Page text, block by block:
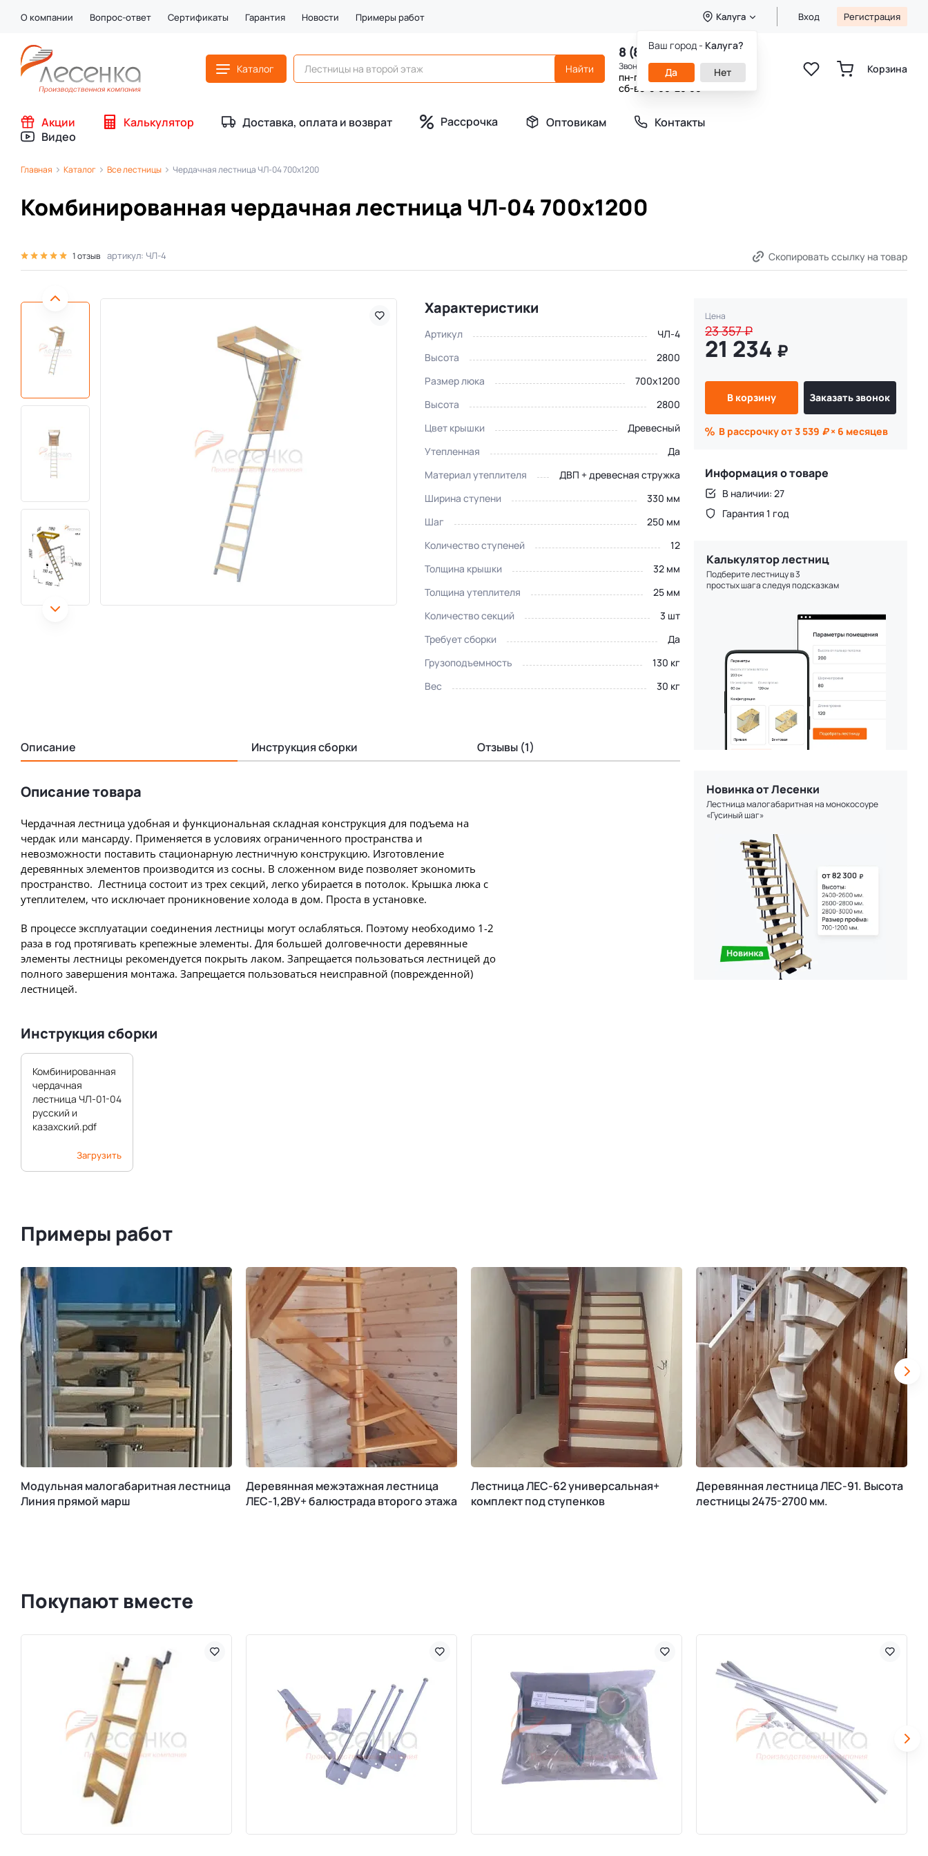
О компании Вопрос-ответ Сертификаты Гарантия Новости Примеры работ Калуга
Ваш город - Калуга?
Да Нет
Вход Регистрация
Каталог
8 (800) 333-49-25
Звонок бесплатный
пн-пт 8:00-20:00
сб-вс 9:00-20:00
Корзина
Акции Калькулятор Доставка, оплата и возврат Рассрочка Оптовикам
Контакты
Видео
Главная Каталог Все лестницы Чердачная лестница ЧЛ-04 700х1200
Комбинированная чердачная лестница ЧЛ-04 700х1200
1 отзыв артикул: ЧЛ-4 Скопировать ссылку на товар
Характеристики
Артикул
ЧЛ-4
Высота
2800
Размер люка
700х1200
Высота
2800
Цвет крышки
Древесный
Утепленная
Да
Материал утеплителя
ДВП + древесная стружка
Ширина ступени
330 мм
Шаг
250 мм
Количество ступеней
12
Толщина крышки
32 мм
Толщина утеплителя
25 мм
Количество секций
3 шт
Требует сборки
Да
Грузоподъемность
130 кг
Вес
30 кг
Описание Инструкция сборки Отзывы (1)
Описание товара
Чердачная лестница удобная и функциональная складная конструкция для подъема на
чердак или мансарду. Применяется в условиях ограниченного пространства и
невозможности поставить стационарную лестничную конструкцию. Изготовление
деревянных элементов производится из сосны. В сложенном виде позволяет экономить
пространство. Лестница состоит из трех секций, легко убирается в потолок. Крышка люка с
утеплителем, что исключает проникновение холода в дом. Проста в установке.
В процессе эксплуатации соединения лестницы могут ослабляться. Поэтому необходимо 1-2
раза в год протягивать крепежные элементы. Для большей долговечности деревянные
элементы лестницы рекомендуется покрыть лаком. Запрещается пользоваться лестницей до
полного завершения монтажа. Запрещается пользоваться неисправной (поврежденной)
лестницей.
Инструкция сборки
Комбинированная
чердачная
лестница ЧЛ-01-04
русский и
казахский.pdf
Загрузить
Цена
23 357₽
21 234 ₽
В корзину Заказать звонок
В рассрочку от 3 539 ₽× 6 месяцев
Информация о товаре
В наличии: 27
Гарантия 1 год
Калькулятор лестниц
Подберите лестницу в 3
простых шага следуя подсказкам
Новинка от Лесенки
Лестница малогабаритная на монокосоуре
«Гусиный шаг»
Примеры работ
Модульная малогабаритная лестница
Линия прямой марш
Деревянная межэтажная лестница
ЛЕС-1,2ВУ+ балюстрада второго этажа
Лестница ЛЕС-62 универсальная+
комплект под ступенков
Деревянная лестница ЛЕС-91. Высота
лестницы 2475-2700 мм.
Покупают вместе